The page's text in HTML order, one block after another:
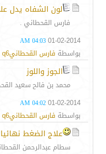
لون الشفاه يدل
فارس القحطاني .
01-02-2014
04:03 AM
بواسطة فارس القحطانيq6
الجوز واللوز
محمد بن فالح سعيد
01-02-2014
04:02 AM
بواسطة فارس القحطانيq6
علاج الضغط
سطام عبدالرحمن